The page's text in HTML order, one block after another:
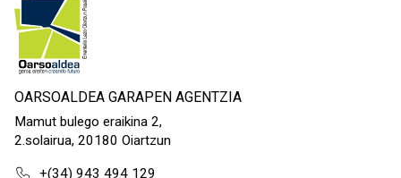
OARSOALDEA GARAPEN AGENTZIA
Mamut bulego eraikina 2,
2.solairua, 20180 Oiartzun
+(34) 943 494 129